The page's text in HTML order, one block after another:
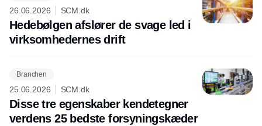
26.06.2026 SCM.dk
Hedebølgen afslører de svage led i
virksomhedernes drift
Branchen
25.06.2026 SCM.dk
Disse tre egenskaber kendetegner
verdens 25 bedste forsyningskæder